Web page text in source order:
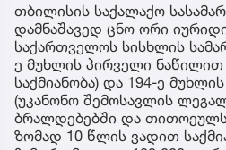
თბილისის საქალაქო
დამნაშავედ ცნო ორი
საქართველოს სისხლის
ე მუხლის პირველი ნაწილით
საქმიანობა) და 194-ე
(უკანონო შემოსავლის
ბრალდებებში და
ზომად 10 წლის ვადით